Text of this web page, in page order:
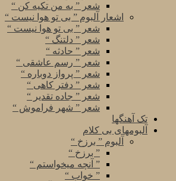
شعر ” به من تکیه کن “
اشعار آلبوم ” بی تو هوا نیست “
شعر ” بی تو هوا نیست “
شعر ” دلتنگ “
شعر ” حادثه “
شعر ” رسم عاشقی “
شعر ” پرواز دوباره “
شعر ” دفتر کاهی “
شعر ” جاده تقدیر “
شعر ” شهر فراموش “
تک آهنگها
آلبومهای بی کلام
آلبوم ” برزخ “
” برزخ “
” آنچه میخواستم “
” خواب “